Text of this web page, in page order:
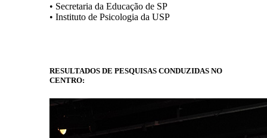
• Secretaria da Educação de SP
• Instituto de Psicologia da USP
RESULTADOS DE PESQUISAS CONDUZIDAS NO
CENTRO: